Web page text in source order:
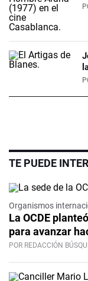
TE PUEDE
Organismos
La OCDE
para avanzar
POR REDACCIÓN